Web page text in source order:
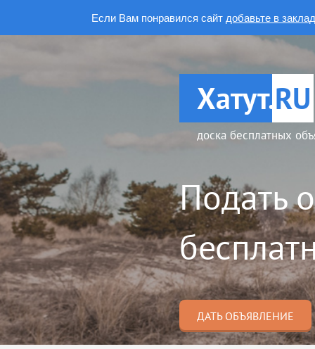
Если Вам понравился сайт добавьте в
Хатут.RU
доска бесплатных
Подать
ДАТЬ ОБЪЯВЛЕНИЕ